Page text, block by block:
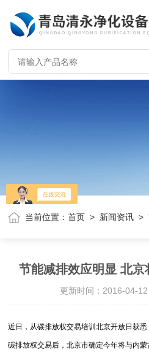
当前位置：首页 > 新闻资讯 >
节能减排效应明显 北
更新时间：2016-04-
近日，从碳排放权交易培训北京开放日获
碳排放权交易后，北京市确定今年将与内